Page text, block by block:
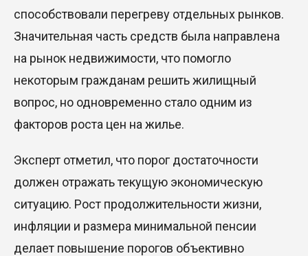
способствовали перегреву отдельных рынков.
Значительная часть средств была направлена
на рынок недвижимости, что помогло
некоторым гражданам решить жилищный
вопрос, но одновременно стало одним из
факторов роста цен на жилье.
Эксперт отметил, что порог достаточности
должен отражать текущую экономическую
ситуацию. Рост продолжительности жизни,
инфляции и размера минимальной пенсии
делает повышение порогов объективно